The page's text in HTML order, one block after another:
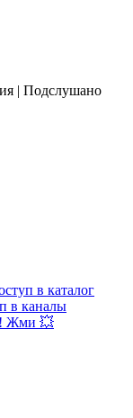
| Подслушано
в каталог
в каналы
Жми 💥